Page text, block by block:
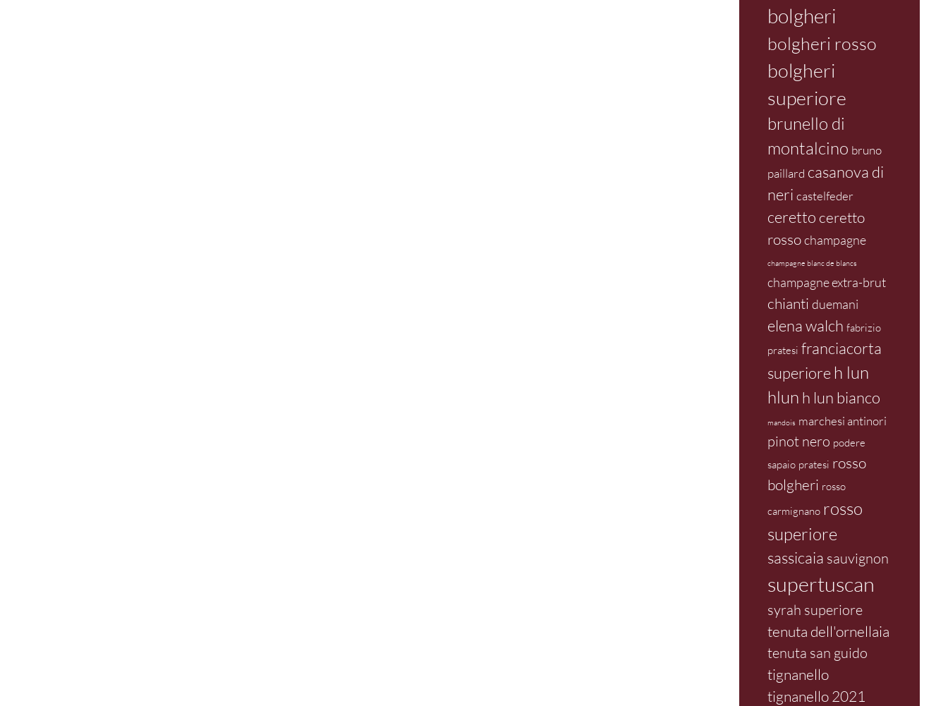
bolgheri
bolgheri rosso
bolgheri
superiore
brunello di
montalcino bruno
paillard casanova di
neri castelfeder
ceretto ceretto
rossochampagne
champagne blanc de blancs
champagne extra-brut
chianti duemani
elena walch fabrizio
pratesi franciacorta
superiore h lun
hlun h lun bianco
mandois marchesi antinori
pinot nero podere
sapaio pratesi rosso
bolgheri rosso
carmignano rosso
superiore
sassicaia sauvignon
supertuscan
syrah superiore
tenuta dell'ornellaia
tenuta san guido
tignanello
tignanello 2021